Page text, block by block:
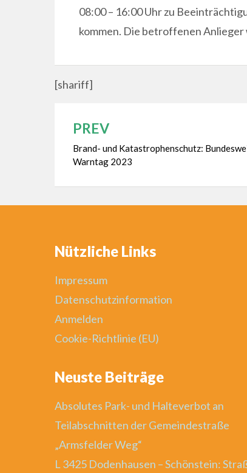
08:00 – 16:00 Uhr zu
kommen. Die betroffenen
[shariff]
Beitragsnavigation
PREV
Brand- und Katastrophenschutz:
Warntag 2023
Nützliche Links
Impressum
Datenschutzinformation
Anmelden
Cookie-Richtlinie (EU)
Neuste Beiträge
Absolutes Park- und Halteverbot an
Teilabschnitten der Gemeindestraße
„Armsfelder Weg“
L 3425 Dodenhausen – Schönstein: